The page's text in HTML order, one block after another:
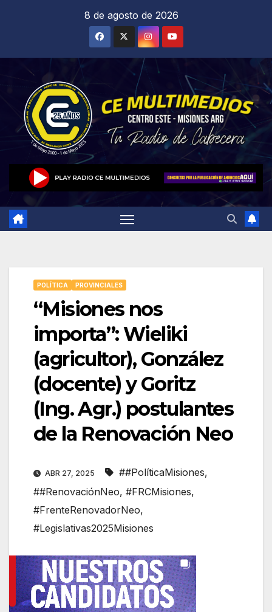
8 de agosto de 2026
POLÍTICA PROVINCIALES
“Misiones nos
importa”: Wieliki
(agricultor), González
(docente) y Goritz
(Ing. Agr.) postulantes
de la Renovación Neo
ABR 27, 2025 ##PolíticaMisiones,
##RenovaciónNeo, #FRCMisiones,
#FrenteRenovadorNeo,
#Legislativas2025Misiones